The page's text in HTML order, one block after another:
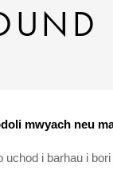
mwyach neu
i barhau i